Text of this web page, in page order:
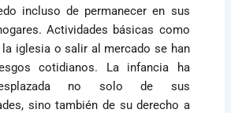
incluso de permanecer en sus
Actividades básicas como
la iglesia o salir al mercado se han
cotidianos. La infancia ha
no solo de sus
sino también de su derecho a